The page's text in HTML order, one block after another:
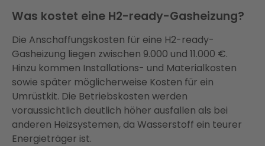
Was kostet eine H2-ready-Gasheizung?
Die Anschaffungskosten für eine H2-ready-
Gasheizung liegen zwischen 9.000 und 11.000 €.
Hinzu kommen Installations- und Materialkosten
sowie später möglicherweise Kosten für ein
Umrüstkit. Die Betriebskosten werden
voraussichtlich deutlich höher ausfallen als bei
anderen Heizsystemen, da Wasserstoff ein teurer
Energieträger ist.